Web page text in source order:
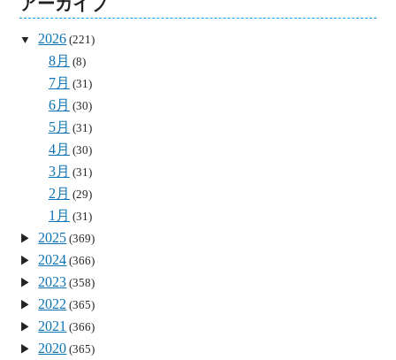
2026 (221)
8月 (8)
7月 (31)
6月 (30)
5月 (31)
4月 (30)
3月 (31)
2月 (29)
1月 (31)
2025 (369)
2024 (366)
2023 (358)
2022 (365)
2021 (366)
2020 (365)